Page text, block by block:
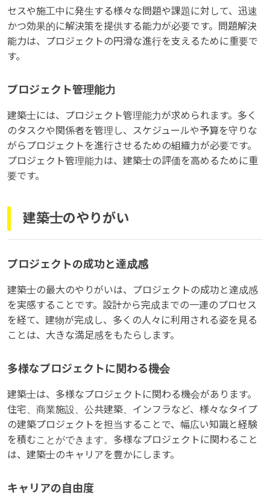
セスや施工中に発生する様々な問題や課題に対して、迅速
かつ効果的に解決策を提供する能力が必要です。問題解決
能力は、プロジェクトの円滑な進行を支えるために重要で
す。
プロジェクト管理能力
建築士には、プロジェクト管理能力が求められます。多く
のタスクや関係者を管理し、スケジュールや予算を守りな
がらプロジェクトを進行させるための組織力が必要です。
プロジェクト管理能力は、建築士の評価を高めるために重
要です。
建築士のやりがい
プロジェクトの成功と達成感
建築士の最大のやりがいは、プロジェクトの成功と達成感
を実感することです。設計から完成までの一連のプロセス
を経て、建物が完成し、多くの人々に利用される姿を見る
ことは、大きな満足感をもたらします。
多様なプロジェクトに関わる機会
建築士は、多様なプロジェクトに関わる機会があります。
住宅、商業施設、公共建築、インフラなど、様々なタイプ
の建築プロジェクトを担当することで、幅広い知識と経験
を積むことができます。多様なプロジェクトに関わること
は、建築士のキャリアを豊かにします。
キャリアの自由度